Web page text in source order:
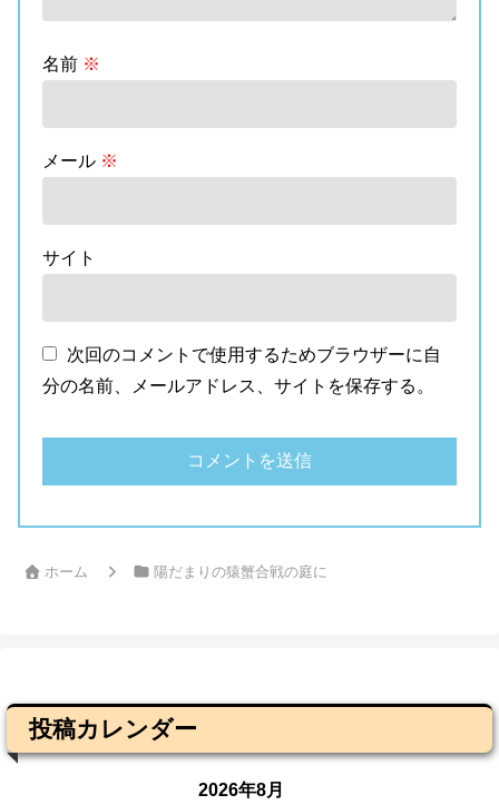
名前 ※
メール ※
サイト
次回のコメントで使用するためブラウザーに自
分の名前、メールアドレス、サイトを保存する。
ホーム 陽だまりの猿蟹合戦の庭に
投稿カレンダー
2026年8月